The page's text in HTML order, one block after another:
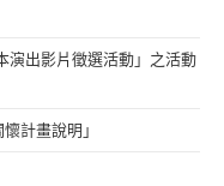
演出影片徵選活動」之活動
計畫說明」